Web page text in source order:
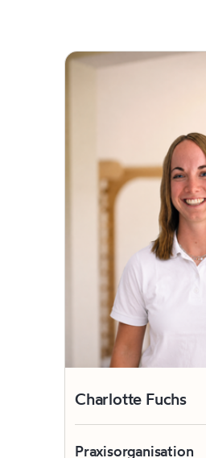
Charlotte Fuchs
Praxisorganisation